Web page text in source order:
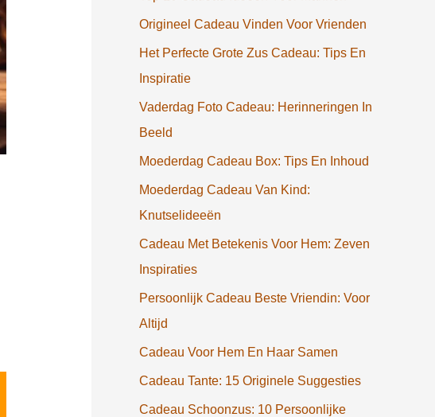
Origineel Cadeau Vinden Voor Vrienden
Het Perfecte Grote Zus Cadeau: Tips En
Inspiratie
Vaderdag Foto Cadeau: Herinneringen In
Beeld
Moederdag Cadeau Box: Tips En Inhoud
Moederdag Cadeau Van Kind:
Knutselideeën
Cadeau Met Betekenis Voor Hem: Zeven
Inspiraties
Persoonlijk Cadeau Beste Vriendin: Voor
Altijd
Cadeau Voor Hem En Haar Samen
Cadeau Tante: 15 Originele Suggesties
Cadeau Schoonzus: 10 Persoonlijke